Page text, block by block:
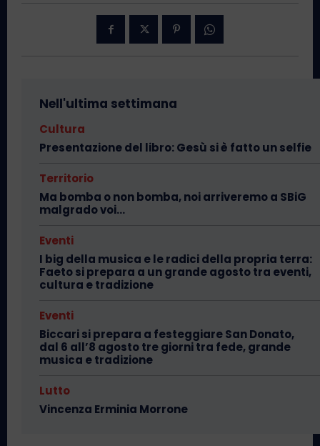
Nell'ultima settimana
Cultura
Presentazione del libro: Gesù si è fatto un selfie
Territorio
Ma bomba o non bomba, noi arriveremo a SBiG
malgrado voi…
Eventi
I big della musica e le radici della propria terra:
Faeto si prepara a un grande agosto tra eventi,
cultura e tradizione
Eventi
Biccari si prepara a festeggiare San Donato,
dal 6 all’8 agosto tre giorni tra fede, grande
musica e tradizione
Lutto
Vincenza Erminia Morrone